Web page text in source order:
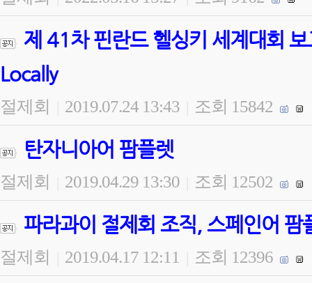
제 41차 핀란드 헬싱키 세계대회
Locally
절제회 2019.07.24 13:43 조회 15842
탄자니아어 팜플렛
절제회 2019.04.29 13:30 조회 12502
파라과이 절제회 조직, 스페인어 팜
절제회 2019.04.17 12:11 조회 12396